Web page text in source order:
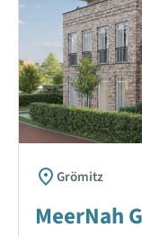
Grömitz
MeerNah